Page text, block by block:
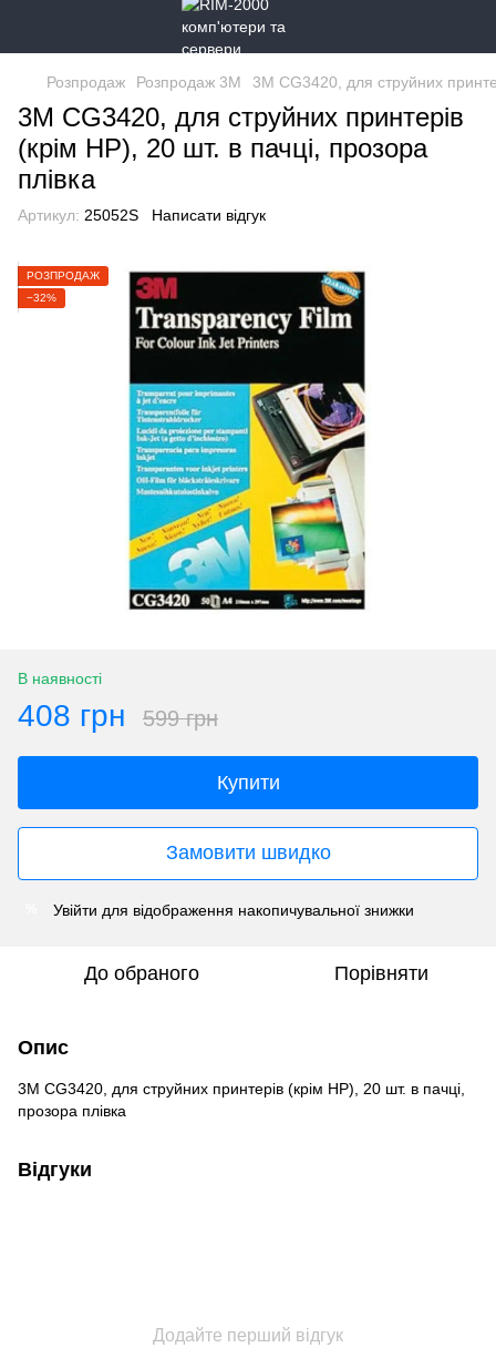
Розпродаж Розпродаж 3M 3M CG3420, для струйних
3M CG3420, для струйних принтерів
(крім HP), 20 шт. в пачці, прозора
плівка
Артикул: 25052S Написати відгук
РОЗПРОДАЖ
−32%
В наявності
408 грн 599 грн
Купити
Замовити швидко
Увійти для відображення накопичувальної знижки
До обраного Порівняти
Опис
3M CG3420, для струйних принтерів (крім HP), 20 шт. в пачці,
прозора плівка
Відгуки
Додайте перший відгук